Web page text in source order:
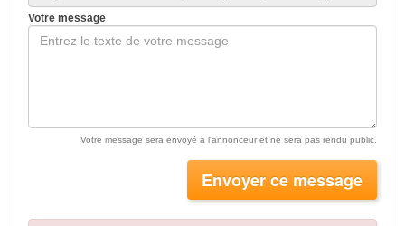
Votre message
Votre message sera envoyé à l'annonceur et ne sera pas rendu public.
Envoyer ce message